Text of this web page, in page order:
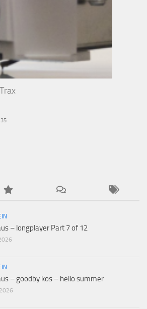
35
– longplayer Part 7 of 12
– goodby kos – hello summer